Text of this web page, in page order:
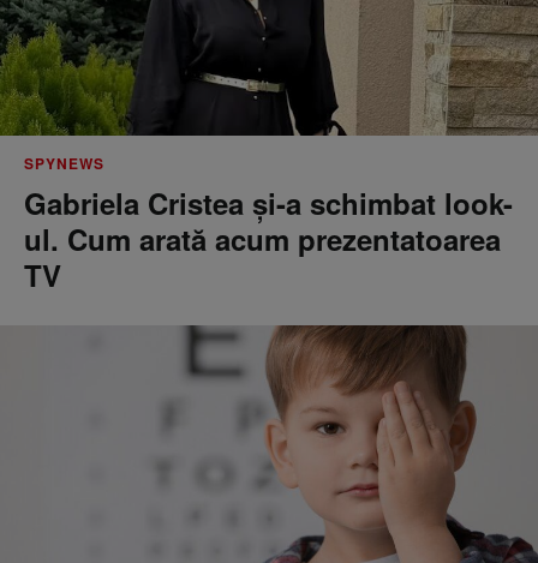
SPYNEWS
Gabriela Cristea și-a schimbat look-
ul. Cum arată acum prezentatoarea
TV